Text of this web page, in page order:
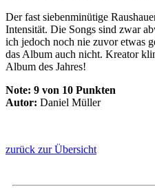
Der fast siebenminütige
Intensität. Die Songs sind zwar
ich jedoch noch nie zuvor etwas
das Album auch nicht. Kreator
Album des Jahres!
Note: 9 von 10 Punkten
Autor: Daniel Müller
zurück zur Übersicht